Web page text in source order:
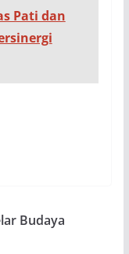
Pati dan
Budaya